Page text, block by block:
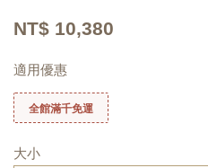
NT$ 10,380
適用優惠
全館滿千免運
大小